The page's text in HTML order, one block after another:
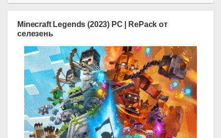
Minecraft Legends (2023) PC | RePack от
селезень